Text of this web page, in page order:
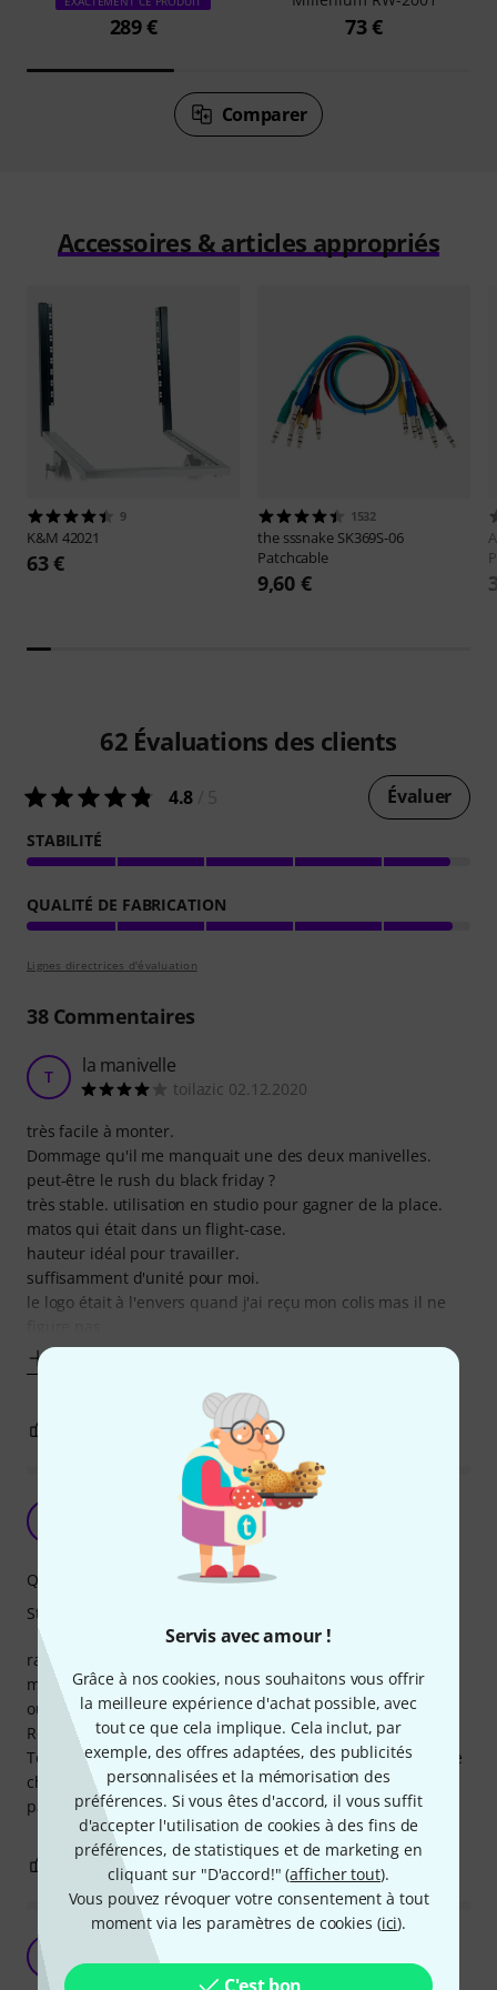
Servis avec amour !
Grâce à nos cookies, nous souhaitons vous offrir
la meilleure expérience d'achat possible, avec
tout ce que cela implique. Cela inclut, par
exemple, des offres adaptées, des publicités
personnalisées et la mémorisation des
préférences. Si vous êtes d'accord, il vous suffit
d'accepter l'utilisation de cookies à des fins de
préférences, de statistiques et de marketing en
cliquant sur "D'accord!" (afficher tout).
Vous pouvez révoquer votre consentement à tout
moment via les paramètres de cookies (ici).
289 € 73 €
Comparer
Accessoires & articles appropriés
9
K&M 42021
63 €
1532
the sssnake SK369S-06
Patchcable
9,60 €
62 Évaluations des clients
4.8 Évaluer
STABILITÉ
QUALITÉ DE FABRICATION
Lignes directrices d'évaluation
38Commentaires
T la manivelle
toilazic 02.12.2020
très facile à monter.
Dommage qu'il me manquait une des deux manivelles.
peut-être le rush du black friday ?
très stable. utilisation en studio pour gagner de la place.
matos qui était dans un flight-case.
hauteur idéal pour travailler.
suffisamment d'unité pour moi.
le logo était à l'envers quand j'ai reçu mon colis mas il ne
SIGNALER L'ÉVALUATION
Pierre63 08.08.2022
rack très qualitatif et impressionnant par le choix des
matériaux de fabrication; facile à monter sans grand
outillage.
Roulettes de grande qualité.
Toutefois un bémol : le plateau réglable ne tient pas l'angle
choisi car les moyens de serrage sont un peu juste. Il finit
par retrouver sa position initiale trop rapidement .
Qualité de fabrication
Stabilité
0 SIGNALER L'ÉVALUATION
excellent et securisant
musiqueavenirs@free.fr 27.10.2018